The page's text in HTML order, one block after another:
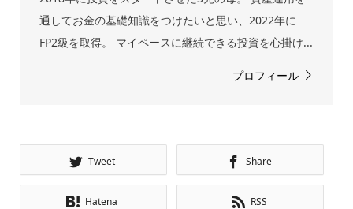
通してお金の基礎知識をつけたいと思い、2022年に
FP2級を取得。 マイペースに継続できる投資を心掛け...
プロフィール
Tweet Share
Hatena RSS